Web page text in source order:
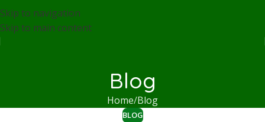
Skip to navigation
Skip to main content
Blog
Home Blog
BLOG